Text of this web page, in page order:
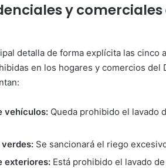
y
detalla de forma explícita las cinco
en los hogares y comercios
vehículos: Queda prohibido el lavado
Se sancionará el riego
exteriores: Está prohibido el lavado